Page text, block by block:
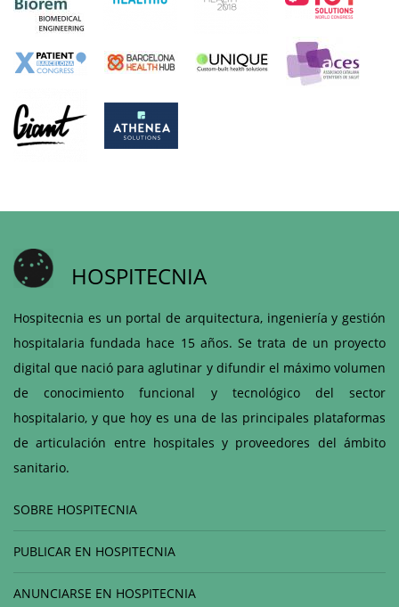
HOSPITECNIA
Hospitecnia es un portal de arquitectura, ingeniería y gestión
hospitalaria fundada hace 15 años. Se trata de un proyecto
digital que nació para aglutinar y difundir el máximo volumen
de conocimiento funcional y tecnológico del sector
hospitalario, y que hoy es una de las principales plataformas
de articulación entre hospitales y proveedores del ámbito
sanitario.
SOBRE HOSPITECNIA
PUBLICAR EN HOSPITECNIA
ANUNCIARSE EN HOSPITECNIA